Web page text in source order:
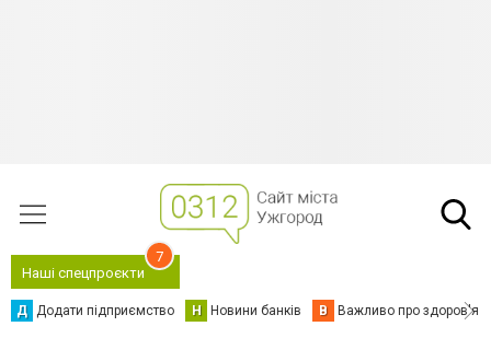
Наші спецпроєкти
7
Д Додати підприємство Н Новини банків В Важливо про здоров'я